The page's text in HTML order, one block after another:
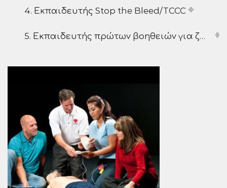
4. Εκπαιδευτής Stop the Bleed/TCCC
5. Εκπαιδευτής πρώτων βοηθειών για ζώα συντροφιάς